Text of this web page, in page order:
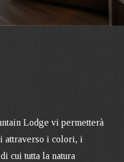
Lodge vi permetterà
attraverso i colori, i
cui tutta la natura